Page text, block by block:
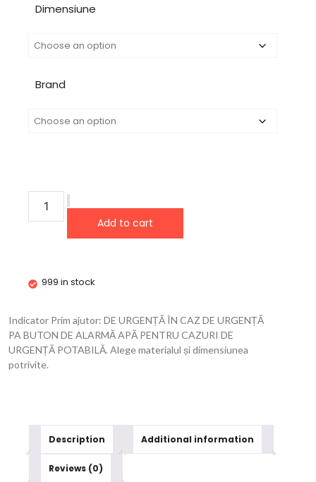
Dimensiune
Brand
Add to cart
999 in stock
Indicator Prim ajutor: DE URGENȚĂ ÎN CAZ DE URGENȚĂ
PA BUTON DE ALARMĂ APĂ PENTRU CAZURI DE
URGENȚĂ POTABILĂ. Alege materialul și dimensiunea
potrivite.
Description Additional information
Reviews (0)